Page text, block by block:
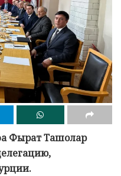
Фырат Ташолар